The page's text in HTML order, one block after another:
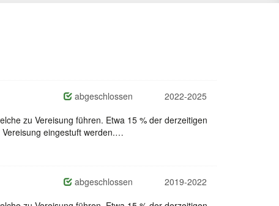
abgeschlossen
2022-2025
zu Vereisung führen. Etwa 15 % der derzeitigen
eingestuft werden.…
abgeschlossen
2019-2022